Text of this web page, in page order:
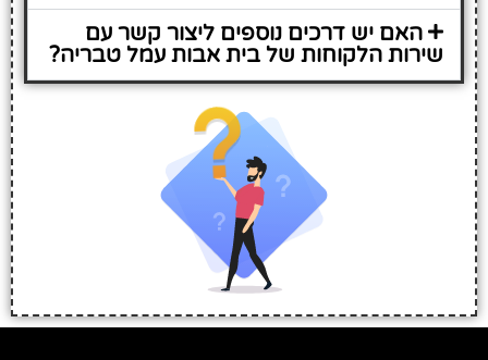
האם יש דרכים נוספים ליצור קשר עם
שירות הלקוחות של בית אבות עמל טבריה?